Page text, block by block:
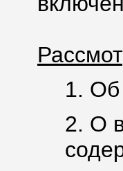
1. Об
2. О